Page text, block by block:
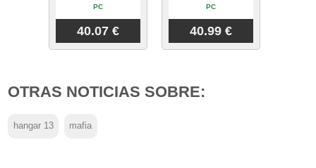
PC
40.07 €
PC
40.99 €
OTRAS NOTICIAS SOBRE:
hangar 13 mafia